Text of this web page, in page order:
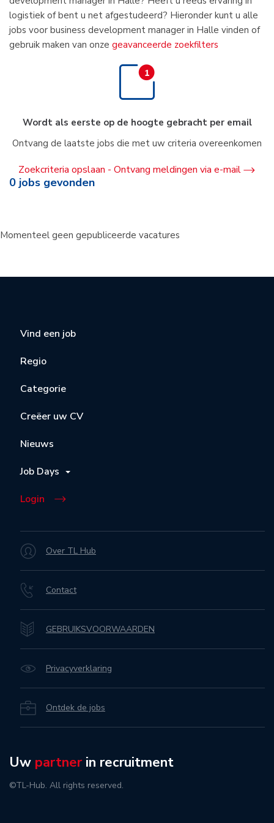
logistiek of bent u net afgestudeerd? Hieronder kunt u alle
jobs voor business development manager in Halle vinden of
gebruik maken van onze geavanceerde zoekfilters
Wordt als eerste op de hoogte gebracht per email
Ontvang de laatste jobs die met uw criteria overeenkomen
Zoekcriteria opslaan - Ontvang meldingen via e-mail
0 jobs gevonden
Momenteel geen gepubliceerde vacatures
Vind een job
Regio
Categorie
Creëer uw CV
Nieuws
Job Days
Login
Over TL Hub
Contact
GEBRUIKSVOORWAARDEN
Privacyverklaring
Ontdek de jobs
Uw partner in recruitment
©TL-Hub. All rights reserved.